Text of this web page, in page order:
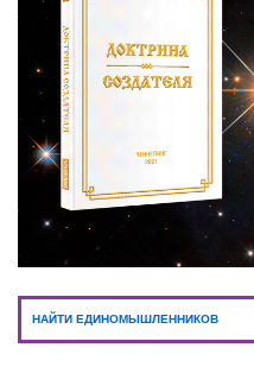
НАЙТИ ЕДИНОМЫШЛЕННИКОВ